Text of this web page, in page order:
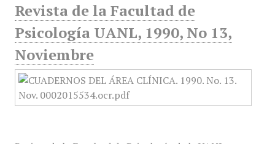
Revista de la Facultad de
Psicología UANL, 1990, No 13,
Noviembre